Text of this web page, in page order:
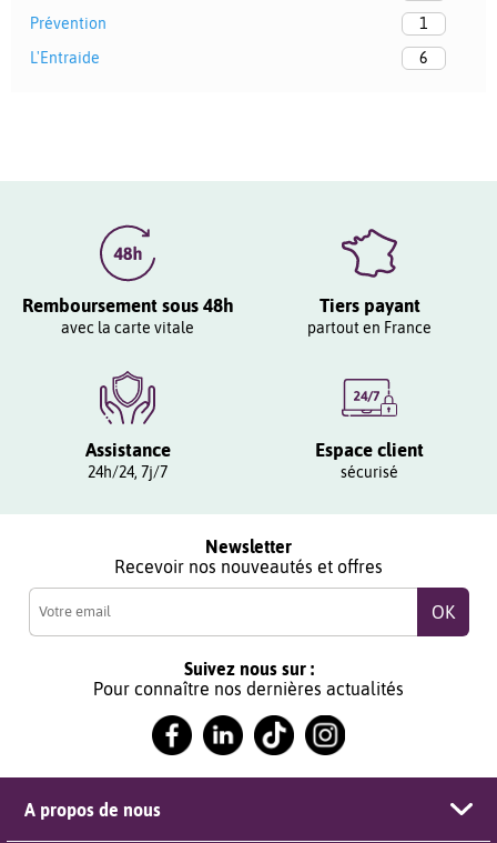
Prévention
1
L'Entraide
6
Remboursement sous 48h
avec la carte vitale
Tiers payant
partout en France
Assistance
24h/24, 7j/7
Espace client
sécurisé
Newsletter
Recevoir nos nouveautés et offres
Suivez nous sur :
Pour connaître nos dernières actualités
A propos de nous